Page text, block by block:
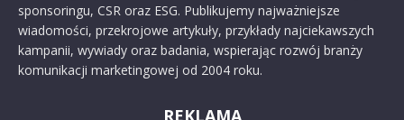
sponsoringu, CSR oraz ESG. Publikujemy najważniejsze
wiadomości, przekrojowe artykuły, przykłady najciekawszych
kampanii, wywiady oraz badania, wspierając rozwój branży
komunikacji marketingowej od 2004 roku.
REKLAMA